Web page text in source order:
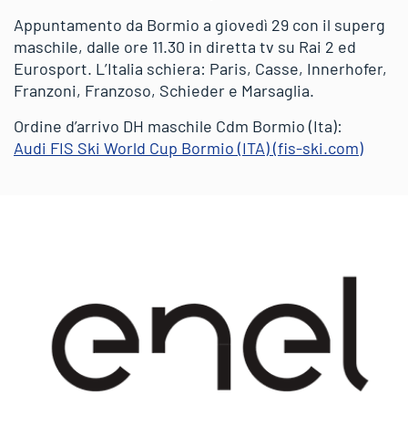
Appuntamento da Bormio a giovedì 29 con il superg
maschile, dalle ore 11.30 in diretta tv su Rai 2 ed
Eurosport. L’Italia schiera: Paris, Casse, Innerhofer,
Franzoni, Franzoso, Schieder e Marsaglia.
Ordine d’arrivo DH maschile Cdm Bormio (Ita):
Audi FIS Ski World Cup Bormio (ITA) (fis-ski.com)